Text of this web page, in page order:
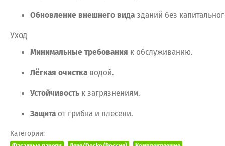
Обновление внешнего видазданий без
Уход
Минимальныетребования к обслуживанию.
Лёгкая очистка водой.
Устойчивость кзагрязнениям.
Защита от грибка и плесени.
Категории: